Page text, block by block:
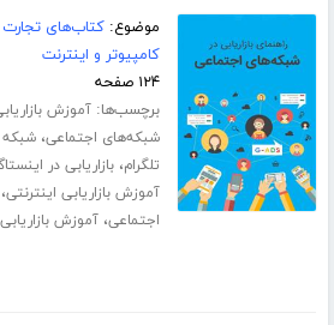
موضوع:کتاب‌های تجارت
کامپیوتر و اینترنت
۱۲۴ صفحه
برچسب‌ها:آموزش
شبکه‌های اجتماعی،شبکه
تلگرام،بازاریابی در
آموزش بازاریابی اینترنتی
اجتماعی،آموزش بازاریابی